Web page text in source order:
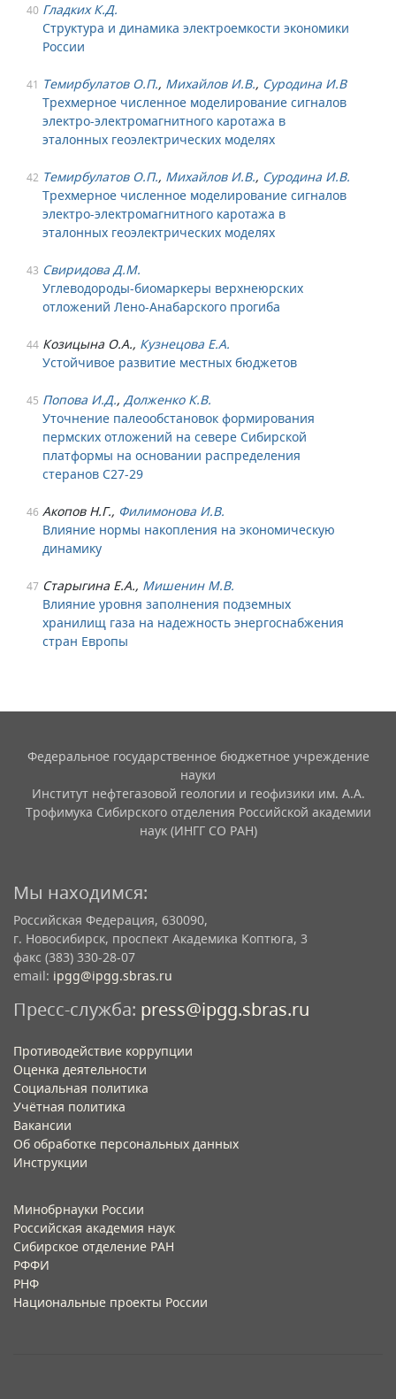
40 Гладких К.Д.
Структура и динамика электроемкости экономики
России
41 Темирбулатов О.П., Михайлов И.В., Суродина И.В
Трехмерное численное моделирование сигналов
электро-электромагнитного каротажа в
эталонных геоэлектрических моделях
42 Темирбулатов О.П., Михайлов И.В., Суродина И.В.
Трехмерное численное моделирование сигналов
электро-электромагнитного каротажа в
эталонных геоэлектрических моделях
43 Свиридова Д.М.
Углеводороды-биомаркеры верхнеюрских
отложений Лено-Анабарского прогиба
44 Козицына О.А., Кузнецова Е.А.
Устойчивое развитие местных бюджетов
45 Попова И.Д., Долженко К.В.
Уточнение палеообстановок формирования
пермских отложений на севере Сибирской
платформы на основании распределения
стеранов С27-29
46 Акопов Н.Г., Филимонова И.В.
Влияние нормы накопления на экономическую
динамику
47 Старыгина Е.А., Мишенин М.В.
Влияние уровня заполнения подземных
хранилищ газа на надежность энергоснабжения
стран Европы
Федеральное государственное бюджетное учреждение
науки
Институт нефтегазовой геологии и геофизики им. А.А.
Трофимука Сибирского отделения Российской академии
наук (ИНГГ СО РАН)
Мы находимся:
Российская Федерация, 630090,
г. Новосибирск, проспект Академика Коптюга, 3
факс (383) 330-28-07
email: ipgg@ipgg.sbras.ru
Пресс-служба: press@ipgg.sbras.ru
Противодействие коррупции
Оценка деятельности
Социальная политика
Учётная политика​
Вакансии​
Об обработке персональных данных​
Инструкции​
Минобрнауки России
Российская академия наук
Сибирское отделение РАН
РФФИ
РНФ
Национальные проекты России